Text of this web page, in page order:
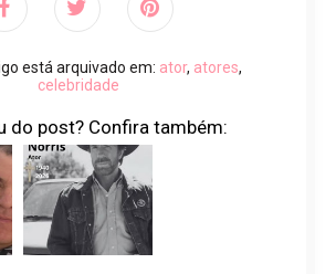
está arquivado em: ator, atores,
celebridade
do post? Confira também: